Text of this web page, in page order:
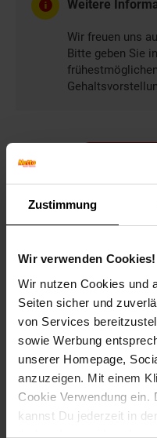
Zustimmung
Wir verwenden Cookies!
Wir nutzen Cookies und
Seiten sicher und
von Services
sowie Werbung
unserer Homepage,
anzuzeigen. Mit einem
Cookie Verwendung ein.
kannst Du jederzeit in
ändern bzw. widerrufen.
Weitere
Wir freuen uns
Bitte geben Sie
Hinweis: Aus Gründen der
wir im Textverlauf die
Selbstverständlich sind